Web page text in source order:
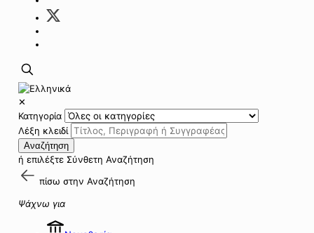
✕
Κατηγορία
Λέξη κλειδί
Αναζήτηση
ή επιλέξτε Σύνθετη Αναζήτηση
πίσω στην Αναζήτηση
Ψάχνω για